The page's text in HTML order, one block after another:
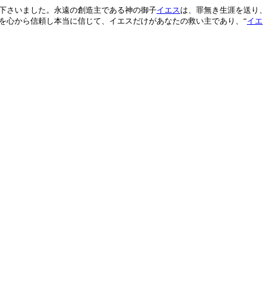
さいました。永遠の創造主である神の御子イエスは、罪無き生涯を送り、
心から信頼し本当に信じて、イエスだけがあなたの救い主であり、“イエ